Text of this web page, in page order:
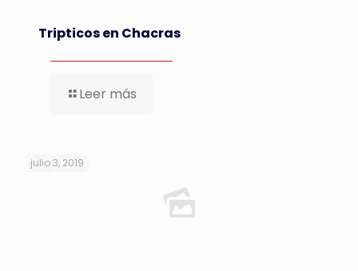
Tripticos en Chacras
Leer más
julio 3, 2019